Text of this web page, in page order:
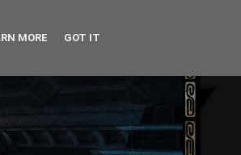
MORE GOT IT